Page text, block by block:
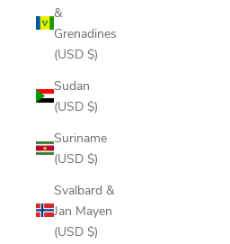
&
Grenadines
(USD $)
Sudan
(USD $)
Suriname
(USD $)
Svalbard &
Jan Mayen
(USD $)